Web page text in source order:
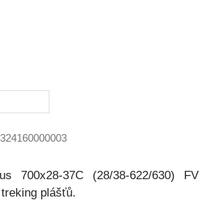
700x28-37C (28/38-622/630) FV
plášťů.